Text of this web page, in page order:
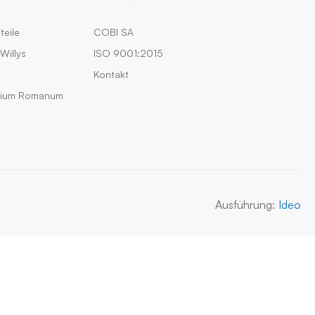
Romanum
COBI SA
ISO 9001:2015
Kontakt
Ausführung: Ideo